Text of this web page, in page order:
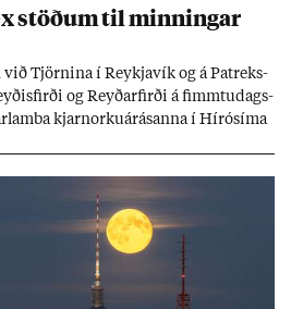
stöð­um til minn­ing­ar
við Tjörn­ina í Reykja­vík og á Pat­reks­
og Reyð­ar­firði á fimmtu­dags­
kjarn­orku­árás­anna í Hírósíma